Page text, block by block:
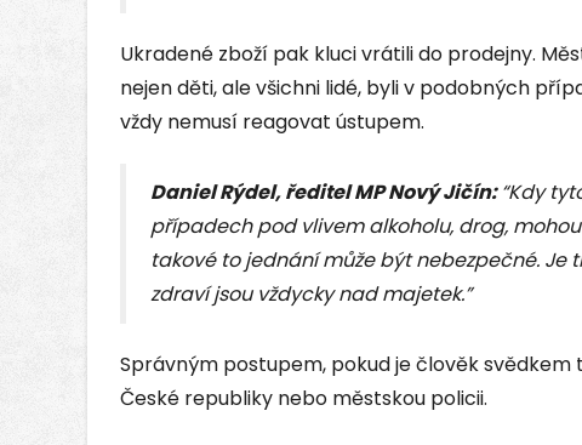
Ukradené zboží pak kluci vrátili do prodejny.
nejen děti, ale všichni lidé, byli v podobných
vždy nemusí reagovat ústupem.
Daniel Rýdel, ředitel MP Nový Jičín:“Kdy
případech pod vlivem alkoholu, drog,
takové to jednání může být nebezpečné. Je
zdraví jsou vždycky nad majetek.”
Správným postupem, pokud je člověk
České republiky nebo městskou policii.